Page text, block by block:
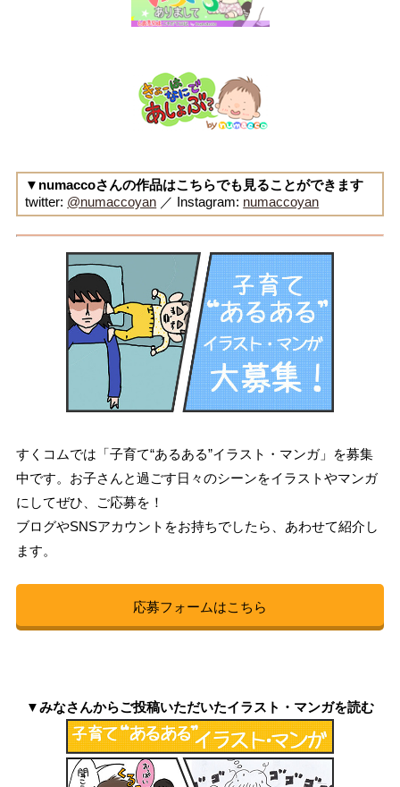
▼numaccoさんの作品はこちらでも見ることができます
twitter: @numaccoyan ／ Instagram: numaccoyan
すくコムでは「子育て“あるある”イラスト・マンガ」を募集
中です。お子さんと過ごす日々のシーンをイラストやマンガ
にしてぜひ、ご応募を！
ブログやSNSアカウントをお持ちでしたら、あわせて紹介し
ます。
応募フォームはこちら
▼みなさんからご投稿いただいたイラスト・マンガを読む